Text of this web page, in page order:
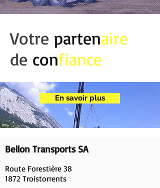
Votre partenaire
de confiance
En savoir plus
Bellon Transports SA
Route Forestière 38
1872 Troistorrents